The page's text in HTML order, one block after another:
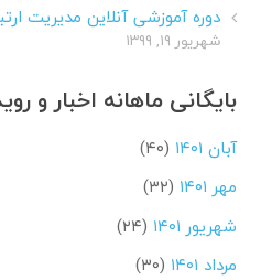
دوره آموزشی آنلاین مدیریت
شهریور ۱۹, ۱۳۹۹
بایگانی ماهانه اخبار و
آبان ۱۴۰۱
(۴۰)
مهر ۱۴۰۱
(۳۲)
شهریور ۱۴۰۱
(۲۴)
مرداد ۱۴۰۱
(۳۰)